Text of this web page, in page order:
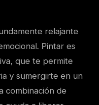
relajante
Pintar es
que te permite
y sumergirte en un
combinación de